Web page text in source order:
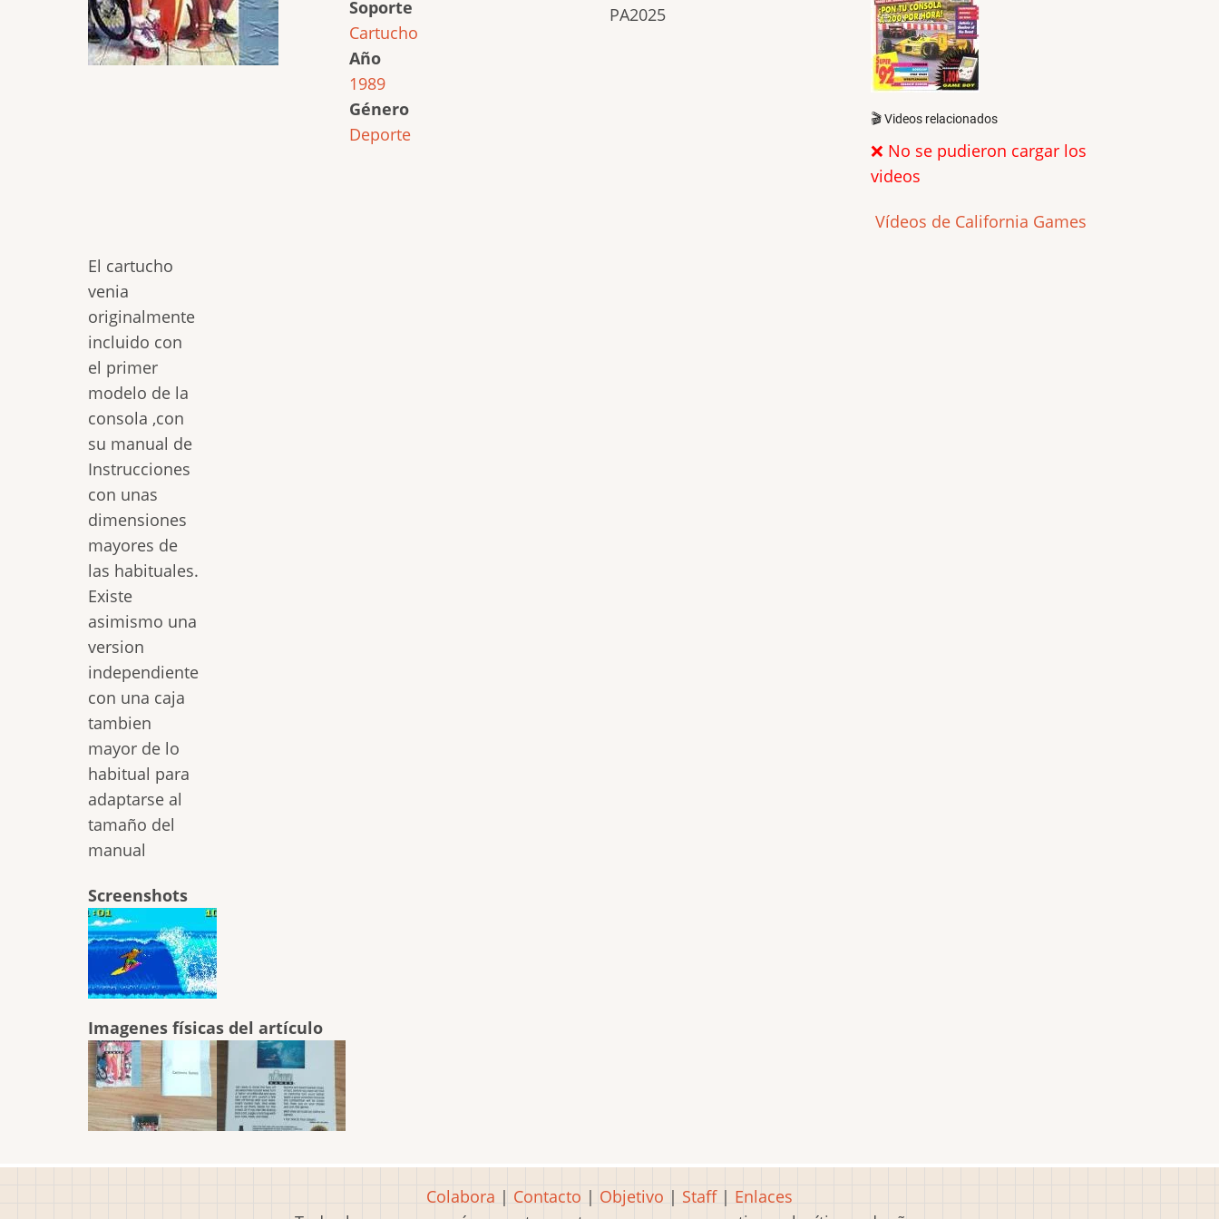
Soporte
Cartucho
Año
1989
Género
Deporte
PA2025
🎬 Videos relacionados
❌ No se pudieron cargar los
videos
Vídeos de California Games
El cartucho
venia
originalmente
incluido con
el primer
modelo de la
consola ,con
su manual de
Instrucciones
con unas
dimensiones
mayores de
las habituales.
Existe
asimismo una
version
independiente
con una caja
tambien
mayor de lo
habitual para
adaptarse al
tamaño del
manual
Screenshots
Imagenes físicas del artículo
Colabora | Contacto | Objetivo | Staff| Enlaces